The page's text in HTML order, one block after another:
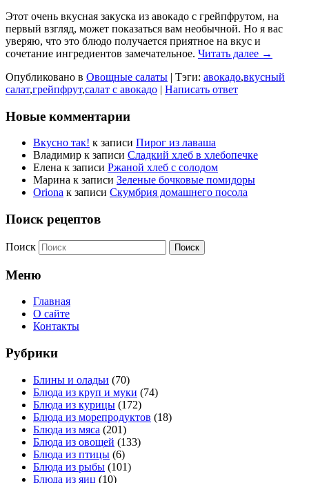
Этот очень вкусная закуска из авокадо с грейпфрутом, на
первый взгляд, может показаться вам необычной. Но я вас
уверяю, что это блюдо получается приятное на вкус и
сочетание ингредиентов замечательное. Читать далее →
Опубликовано в Овощные салаты | Тэги: авокадо,вкусный
салат,грейпфрут,салат с авокадо | Написать ответ
Новые комментарии
Вкусно так! к записи Пирог из лаваша
Владимир к записи Сладкий хлеб в хлебопечке
Елена к записи Ржаной хлеб с солодом
Марина к записи Зеленые бочковые помидоры
Oriona к записи Скумбрия домашнего посола
Поиск рецептов
Поиск
Меню
Главная
О сайте
Контакты
Рубрики
Блины и оладьи (70)
Блюда из круп и муки (74)
Блюда из курицы (172)
Блюда из морепродуктов (18)
Блюда из мяса (201)
Блюда из овощей (133)
Блюда из птицы (6)
Блюда из рыбы (101)
Блюда из яиц (10)